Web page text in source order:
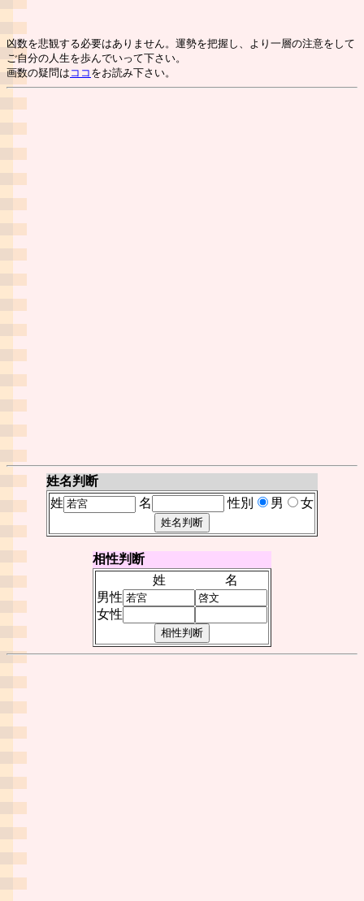
凶数を悲観する必要はありません。運勢を把握し、より一層の注意をして
ご自分の人生を歩んでいって下さい。
画数の疑問は ココ をお読み下さい。
姓名判断
姓
名 性別 男 女
相性判断
姓
名
男性
女性